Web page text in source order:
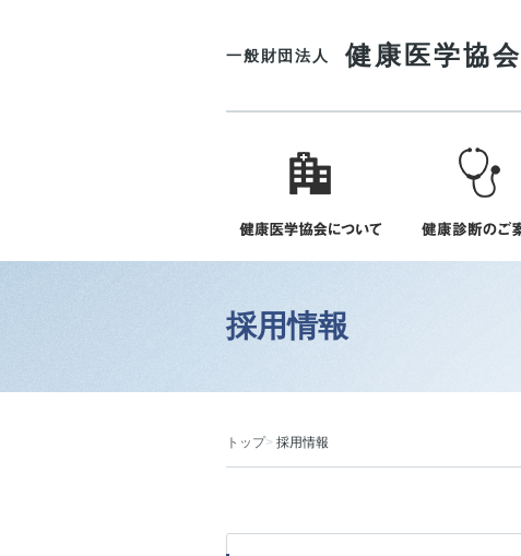
一般財団法人 健康医学協会
採用情報
トップ 採用情報